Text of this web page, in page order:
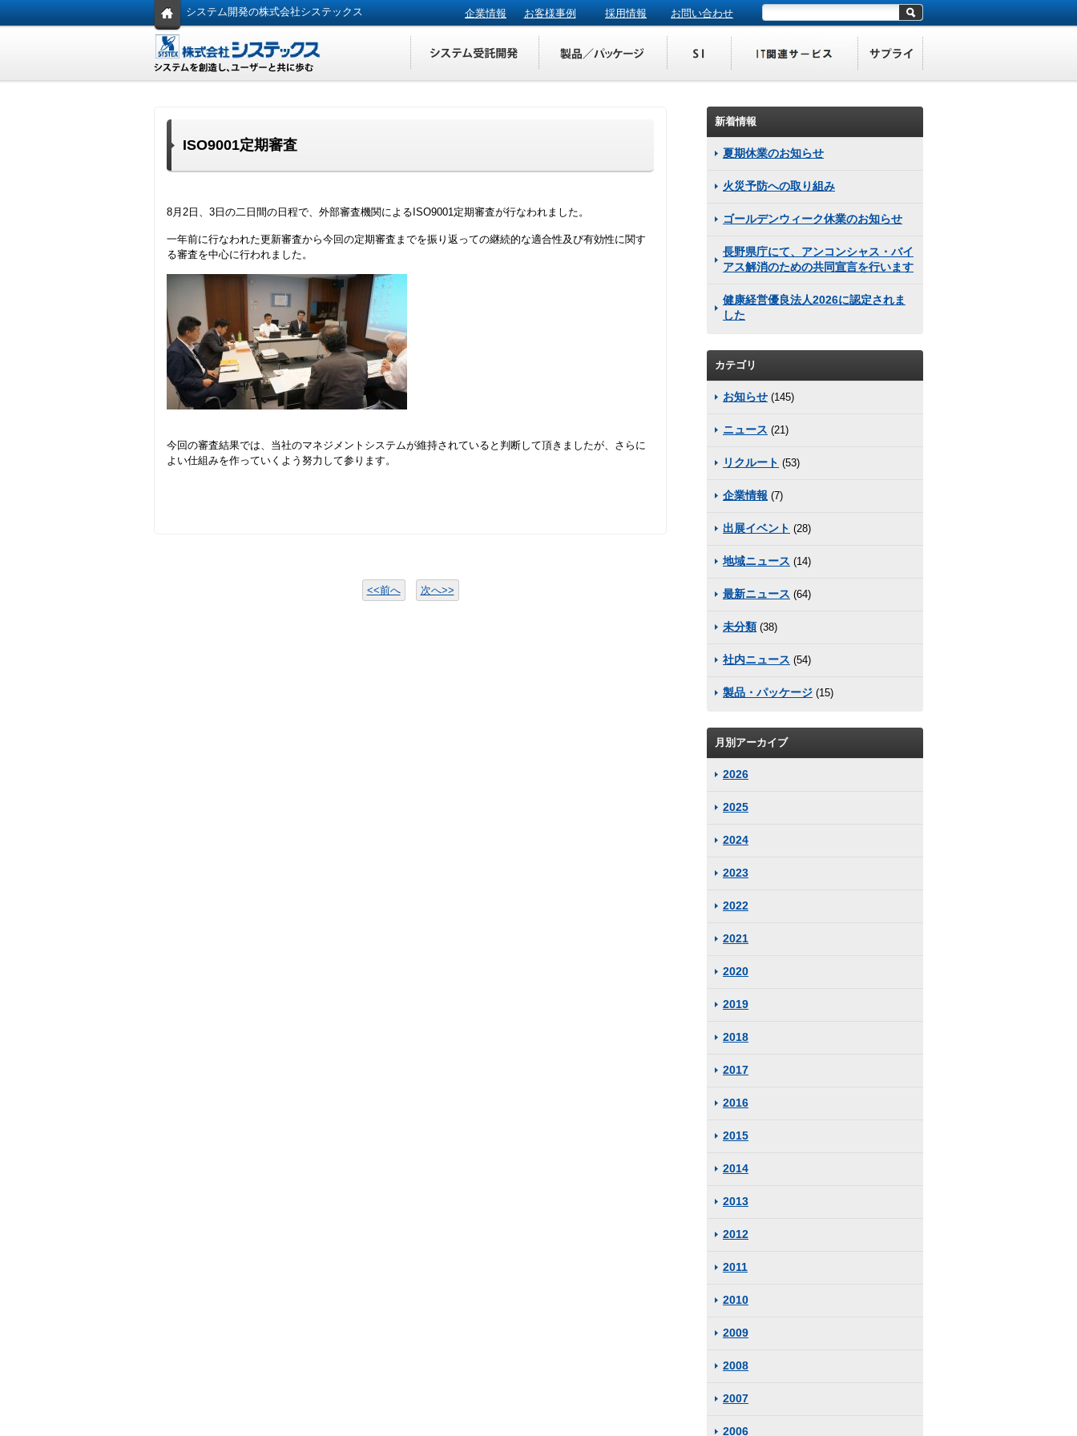
システム開発の株式会社システックス 企業情報 お客様事例 採用情報 お問い合わせ
ISO9001定期審査
8月2日、3日の二日間の日程で、外部審査機関によるISO9001定期審査が行なわれました。
一年前に行なわれた更新審査から今回の定期審査までを振り返っての継続的な適合性及び有効性に関す
る審査を中心に行われました。
今回の審査結果では、当社のマネジメントシステムが維持されていると判断して頂きましたが、さらに
よい仕組みを作っていくよう努力して参ります。
<<前へ 次へ>>
新着情報
夏期休業のお知らせ
火災予防への取り組み
ゴールデンウィーク休業のお知らせ
長野県庁にて、アンコンシャス・バイ
アス解消のための共同宣言を行います
健康経営優良法人2026に認定されま
した
カテゴリ
お知らせ (145)
ニュース (21)
リクルート (53)
企業情報 (7)
出展イベント (28)
地域ニュース (14)
最新ニュース (64)
未分類 (38)
社内ニュース (54)
製品・パッケージ (15)
月別アーカイブ
2026
2025
2024
2023
2022
2021
2020
2019
2018
2017
2016
2015
2014
2013
2012
2011
2010
2009
2008
2007
2006